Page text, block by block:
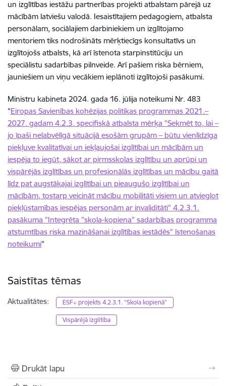
un izglītības iestāžu partnerības projekti atbalstam pārejā uz
mācībām latviešu valodā. Iesaistītajiem pedagogiem, atbalsta
personālam, sociālajiem darbiniekiem un izglītojamo
mentoriem tiks nodrošināts mērķtiecīgs konsultatīvs un
izglītojošs atbalsts, kā arī īstenota starpinstitūciju un
speciālistu sadarbības pilnveide. Arī pašiem riska bērniem,
jauniešiem un viņu vecākiem ieplānoti izglītojoši pasākumi.
Ministru kabineta 2024. gada 16. jūlija noteikumi Nr. 483
"Eiropas Savienības kohēzijas politikas programmas 2021.–
2027. gadam 4.2.3. specifiskā atbalsta mērķa "Sekmēt to, lai –
jo īpaši nelabvēlīgā situācijā esošām grupām – būtu vienlīdzīga
piekļuve kvalitatīvai un iekļaujošai izglītībai un mācībām un
iespēja to iegūt, sākot ar pirmsskolas izglītību un aprūpi un
vispārējās izglītības un profesionālās izglītības un mācību gaitā
līdz pat augstākajai izglītībai un pieaugušo izglītībai un
mācībām, tostarp veicināt mācību mobilitāti visiem un atvieglot
piekļūstamības iespējas personām ar invaliditāti" 4.2.3.1.
pasākuma "Integrēta "skola-kopiena" sadarbības programma
atstumtības riska mazināšanai izglītības iestādēs" īstenošanas
noteikumi"
Saistītas tēmas
Aktualitātes: ESF+ projekts 4.2.3.1. “Skola kopienā”
Vispārējā izglītība
Drukāt lapu